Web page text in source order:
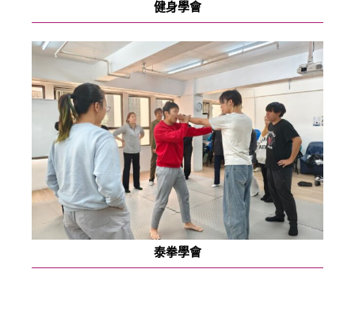
健身學會
泰拳學會